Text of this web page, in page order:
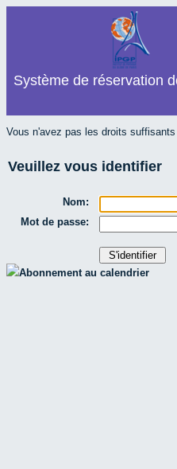
Système de réservation
Vous n'avez pas les droits
Veuillez vous identifier
Nom:
Mot de passe:
Abonnement au calendrier